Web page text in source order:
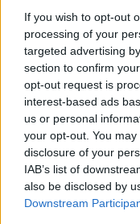
If you wish to opt-out
processing of your
targeted advertising
section to confirm
opt-out request is
interest-based ads
us or personal
your opt-out. You
disclosure of your
IAB’s list of
also be disclosed by
Downstream
Νέο Audi A2 e-tron με
Δόξα Λευκάδας: Έβδομη
μεταγραφή ο Τζος Σάρμα
ΕΛΣΤΑΤ: Στο 3,4%